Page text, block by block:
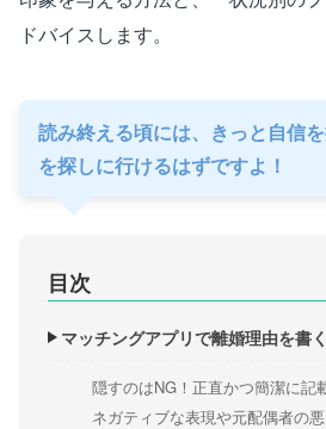
ドバイスします。
読み終える頃には、きっと自信
を探しに行けるはずですよ！
目次
マッチングアプリで離婚理由を書
隠すのはNG！正直かつ簡潔に記
ネガティブな表現や元配偶者の